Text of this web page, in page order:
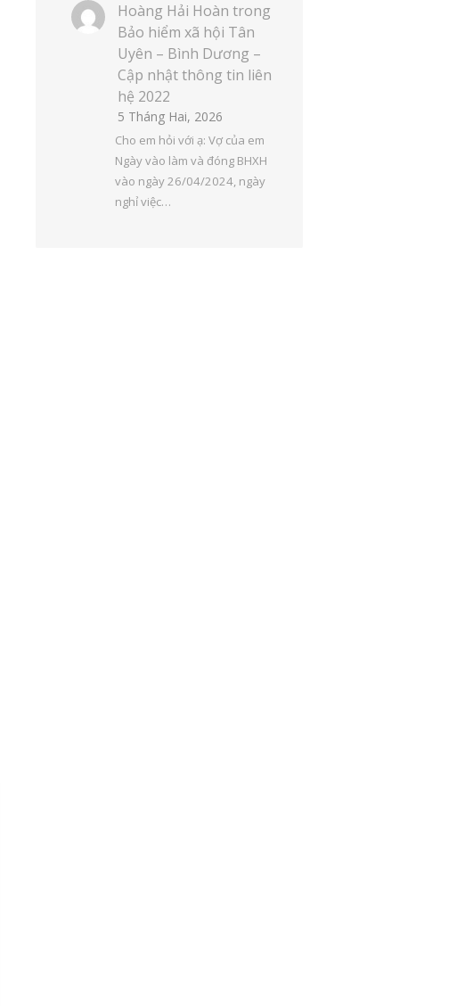
Hoàng Hải Hoàn trong
Bảo hiểm xã hội Tân
Uyên – Bình Dương –
Cập nhật thông tin liên
hệ 2022
5 Tháng Hai, 2026
Cho em hỏi với ạ: Vợ của em
Ngày vào làm và đóng BHXH
vào ngày 26/04/2024, ngày
nghỉ việc…